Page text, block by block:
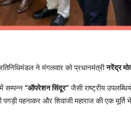
ने मंगलवार को प्रधानमंत्रीनरेंद्र
सम्पन्न “ऑपरेशन सिंदूर”जैसी राष्ट्रीय
पहनाकर और शिवाजी महाराज की एक